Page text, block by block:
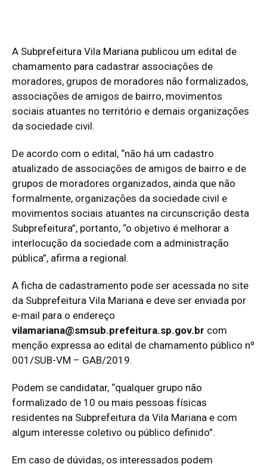
A Subprefeitura Vila Mariana publicou um edital de
chamamento para cadastrar associações de
moradores, grupos de moradores não formalizados,
associações de amigos de bairro, movimentos
sociais atuantes no território e demais organizações
da sociedade civil.
De acordo com o edital, “não há um cadastro
atualizado de associações de amigos de bairro e de
grupos de moradores organizados, ainda que não
formalmente, organizações da sociedade civil e
movimentos sociais atuantes na circunscrição desta
Subprefeitura”, portanto, “o objetivo é melhorar a
interlocução da sociedade com a administração
pública”, afirma a regional.
A ficha de cadastramento pode ser acessada no site
da Subprefeitura Vila Mariana e deve ser enviada por
e-mail para o endereço
vilamariana@smsub.prefeitura.sp.gov.br com
menção expressa ao edital de chamamento público nº
001/SUB-VM – GAB/2019.
Podem se candidatar, “qualquer grupo não
formalizado de 10 ou mais pessoas físicas
residentes na Subprefeitura da Vila Mariana e com
algum interesse coletivo ou público definido”.
Em caso de dúvidas, os interessados podem